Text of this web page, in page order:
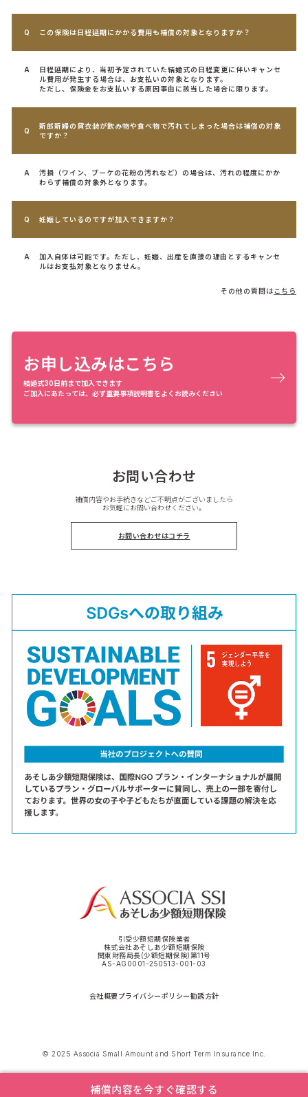
補償内容を今すぐ確認する
この保険は日程延期にかかる費用も補償の対象となりますか？
日程延期により、当初予定されていた結婚式の日程変更に伴いキャンセ
ル費用が発生する場合は、お支払いの対象となります。
ただし、保険金をお支払いする原因事由に該当した場合に限ります。
新郎新婦の貸衣装が飲み物や食べ物で汚れてしまった場合は補償の対象
ですか？
汚損（ワイン、ブーケの花粉の汚れなど）の場合は、汚れの程度にかか
わらず補償の対象外となります。
妊娠しているのですが加入できますか？
加入自体は可能です。ただし、妊娠、出産を直接の理由とするキャンセ
ルはお支払対象となりません。
その他の質問は こちら
お申し込みはこちら
結婚式30日前まで加入できます
ご加入にあたっては、必ず重要事項説明書をよくお読みください
お問い合わせ
補償内容やお手続きなどご不明点がございましたら
お気軽にお問い合わせください。
お問い合わせはコチラ
引受少額短期保険業者
株式会社あそしあ少額短期保険
関東財務局長(少額短期保険)第11号
AS-AG0001-250513-001-03
会社概要プライバシーポリシー勧誘方針
© 2025 Associa Small Amount and Short Term Insurance Inc.